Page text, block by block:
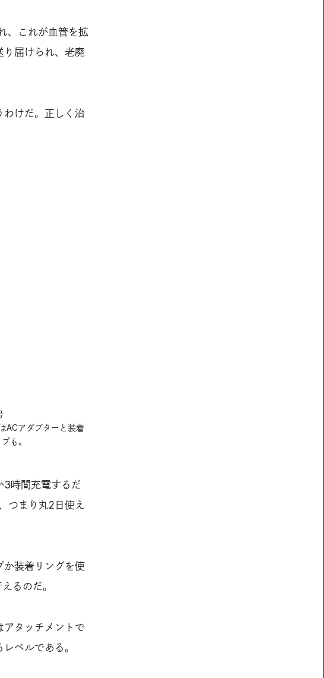
、これが血管を拡
届けられ、老廃
わけだ。正しく治
ACアダプターと装着
も。
3時間充電するだ
つまり丸2日使え
か装着リングを使
るのだ。
タッチメントで
ベルである。